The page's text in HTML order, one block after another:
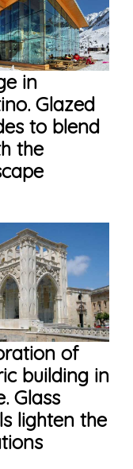
in
Glazed
to blend
the
of
building in
Glass
lighten the